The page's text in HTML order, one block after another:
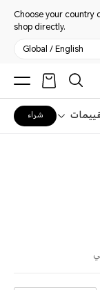
Choose your country
shop directly.
Global / English
شراء